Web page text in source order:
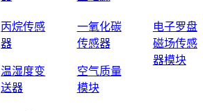
丙烷传感
器
温湿度变
送器
一氧化碳
传感器
空气质量
模块
电子罗盘
磁场传感
器模块